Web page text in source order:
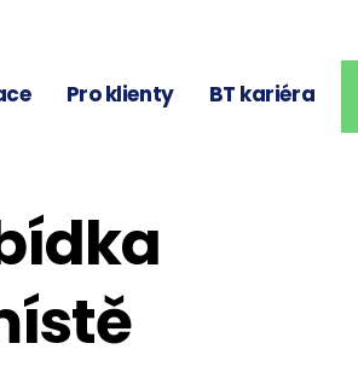
Pro klienty BT kariéra